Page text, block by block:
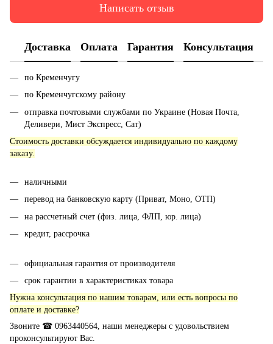
Написать отзыв
Доставка Оплата Гарантия Консультация
по Кременчугу
по Кременчугскому району
отправка почтовыми службами по Украине (Новая Почта,
Деливери, Мист Экспресс, Сат)
Стоимость доставки обсуждается индивидуально по каждому
заказу.
наличными
перевод на банковскую карту (Приват, Моно, ОТП)
на рассчетный счет (физ. лица, ФЛП, юр. лица)
кредит, рассрочка
официальная гарантия от производителя
срок гарантии в характеристиках товара
Нужна консультация по нашим товарам, или есть вопросы по
оплате и доставке?
Звоните ☎ 0963440564, наши менеджеры с удовольствием
проконсультируют Вас.